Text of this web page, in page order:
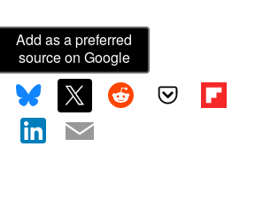
Add as a preferred
source on Google